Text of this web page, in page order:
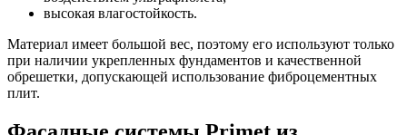
высокая влагостойкость.
Материал имеет большой вес, поэтому его используют только
при наличии укрепленных фундаментов и качественной
обрешетки, допускающей использование фиброцементных
плит.